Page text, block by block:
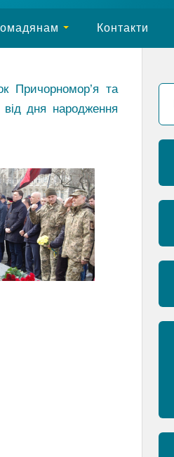
Контакти
Причорномор’я та
від дня народження